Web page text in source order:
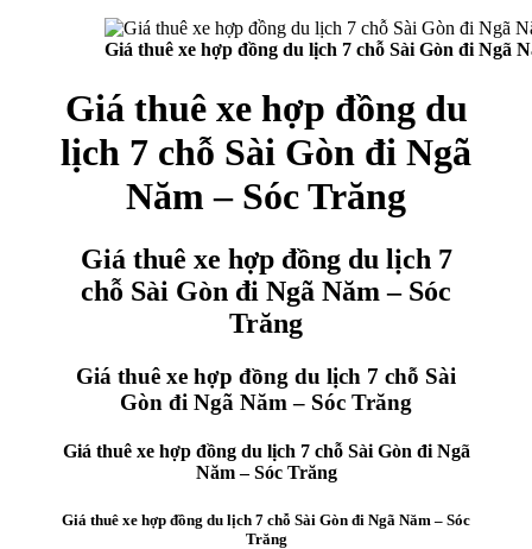
Giá thuê xe hợp đồng du lịch 7 chỗ Sài Gòn đi Ngã
Giá thuê xe hợp đồng du
lịch 7 chỗ Sài Gòn đi Ngã
Năm – Sóc Trăng
Giá thuê xe hợp đồng du lịch 7
chỗ Sài Gòn đi Ngã Năm – Sóc
Trăng
Giá thuê xe hợp đồng du lịch 7 chỗ Sài
Gòn đi Ngã Năm – Sóc Trăng
Giá thuê xe hợp đồng du lịch 7 chỗ Sài Gòn đi Ngã
Năm – Sóc Trăng
Giá thuê xe hợp đồng du lịch 7 chỗ Sài Gòn đi Ngã Năm – Sóc
Trăng